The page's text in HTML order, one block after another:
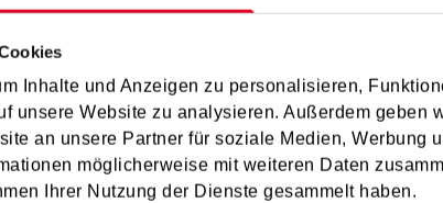
Inhalte und Anzeigen zu personalisieren,
unsere Website zu analysieren. Außerdem geben
an unsere Partner für soziale Medien, Werbung
möglicherweise mit weiteren Daten
Ihrer Nutzung der Dienste gesammelt haben.
Ich möchte die Freude am Musizieren wecken
Musizieren schaffen wir Erlebnisse, die sowohl